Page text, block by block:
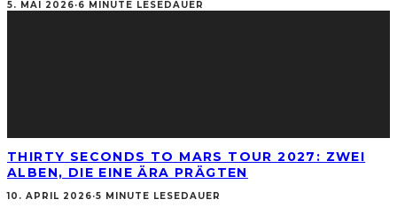
5. MAI 2026·6 MINUTE LESEDAUER
THIRTY SECONDS TO MARS TOUR 2027: ZWEI
ALBEN, DIE EINE ÄRA PRÄGTEN
10. APRIL 2026·5 MINUTE LESEDAUER